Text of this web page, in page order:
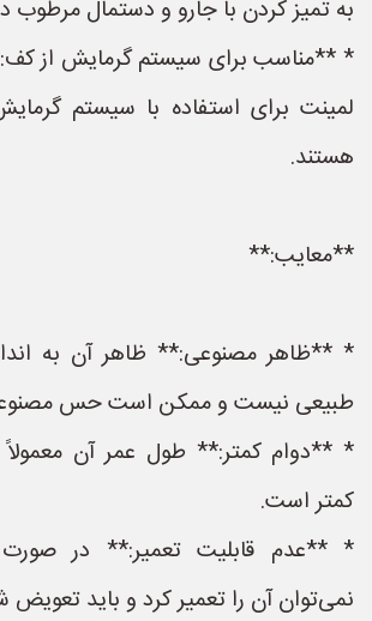
به تمیز کردن با جارو و دستمال مرطوب
* **مناسب برای سیستم گرمایش از
لمینت برای استفاده با سیستم
هستند.
**معایب:**
* **ظاهر مصنوعی:** ظاهر آن به
طبیعی نیست و ممکن است حس
* **دوام کمتر:** طول عمر آن معمولاً
کمتر است.
* **عدم قابلیت تعمیر:** در
نمی‌توان آن را تعمیر کرد و باید تعویض